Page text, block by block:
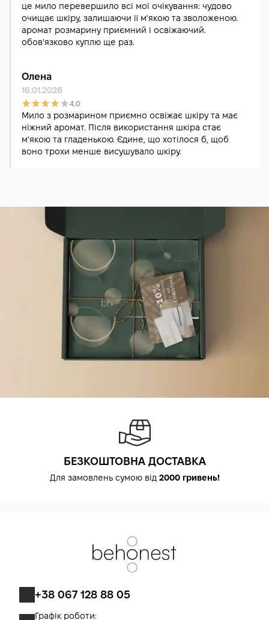
це мило перевершило всі мої очікування: чудово
очищає шкіру, залишаючи її м'якою та зволоженою.
аромат розмарину приємний і освіжаючий.
обов'язково куплю ще раз.
Олена
16.01.2026
4.0
Мило з розмарином приємно освіжає шкіру та має
ніжний аромат. Після використання шкіра стає
м'якою та гладенькою. Єдине, що хотілося б, щоб
воно трохи менше висушувало шкіру.
БЕЗКОШТОВНА ДОСТАВКА
Для замовлень сумою від 2000 гривень!
+38 067 128 88 05
Графік роботи: